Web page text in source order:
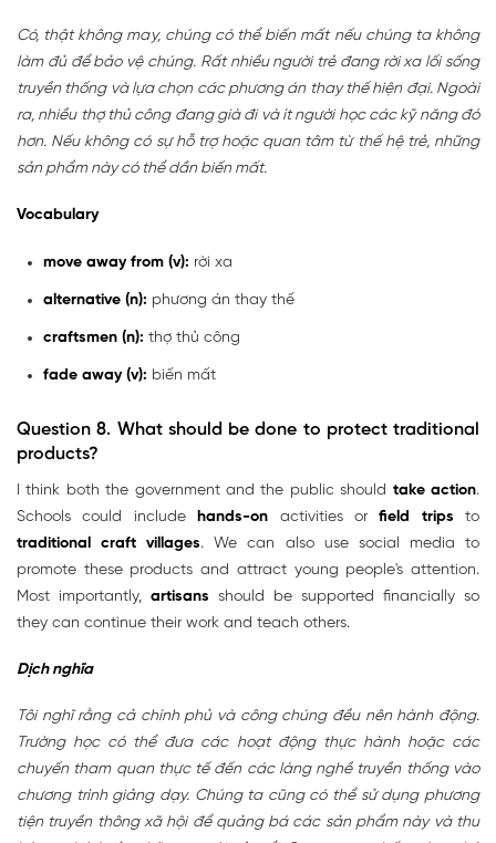
Có, thật không may, chúng có thể biến mất nếu chúng ta không
làm đủ để bảo vệ chúng. Rất nhiều người trẻ đang rời xa lối sống
truyền thống và lựa chọn các phương án thay thế hiện đại. Ngoài
ra, nhiều thợ thủ công đang già đi và ít người học các kỹ năng đó
hơn. Nếu không có sự hỗ trợ hoặc quan tâm từ thế hệ trẻ, những
sản phẩm này có thể dần biến mất.
Vocabulary
move away from (v): rời xa
alternative (n): phương án thay thế
craftsmen (n): thợ thủ công
fade away (v): biến mất
Question 8. What should be done to protect traditional
products?
I think both the government and the public should take action.
Schools could includehands-on activities orfield trips to
traditional craft villages. We can also use social media to
promote these products and attract young people's attention.
Most importantly, artisans should be supported financially so
they can continue their work and teach others.
Dịch nghĩa
Tôi nghĩ rằng cả chính phủ và công chúng đều nên hành động.
Trường học có thể đưa các hoạt động thực hành hoặc các
chuyến tham quan thực tế đến các làng nghề truyền thống vào
chương trình giảng dạy. Chúng ta cũng có thể sử dụng phương
tiện truyền thông xã hội để quảng bá các sản phẩm này và thu